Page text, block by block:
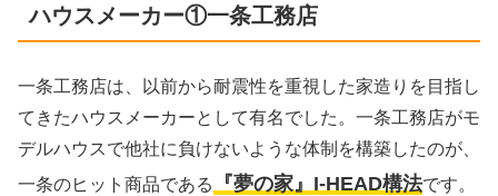
ハウスメーカー①一条工務店
一条工務店は、以前から耐震性を重視した家造りを目指し
てきたハウスメーカーとして有名でした。一条工務店がモ
デルハウスで他社に負けないような体制を構築したのが、
一条のヒット商品である
『夢の家』I-HEAD構法です。